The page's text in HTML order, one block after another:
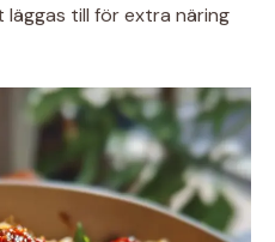
läggas till för extra näring